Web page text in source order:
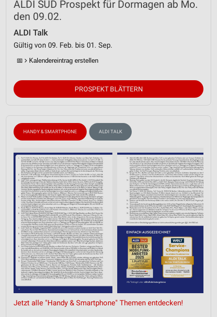
ALDI SÜD Prospekt für Dormagen ab Mo.
den 09.02.
ALDI Talk
Gültig von 09. Feb. bis 01. Sep.
📅 Kalendereintrag erstellen
PROSPEKT BLÄTTERN
HANDY & SMARTPHONE ALDI TALK
Jetzt alle "Handy & Smartphone" Themen entdecken!